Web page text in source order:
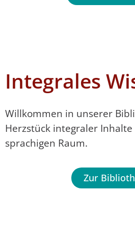
Integrales
Willkommen in unserer
Herzstück integraler
sprachigen Raum.
Zur